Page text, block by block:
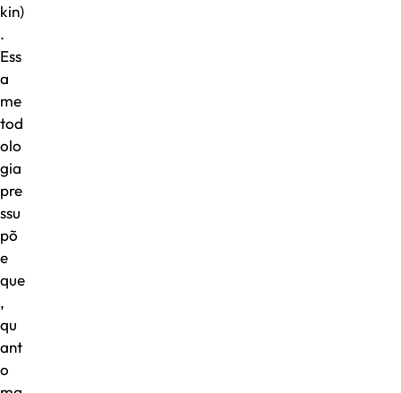
kin)
.
Ess
a
me
tod
olo
gia
pre
ssu
põ
e
que
,
qu
ant
o